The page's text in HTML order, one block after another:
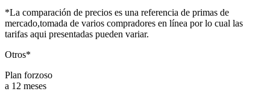
*La comparación de precios es una referencia de primas de
mercado,tomada de varios compradores en línea por lo cual las
tarifas aqui presentadas pueden variar.
Otros*
Plan forzoso
a 12 meses